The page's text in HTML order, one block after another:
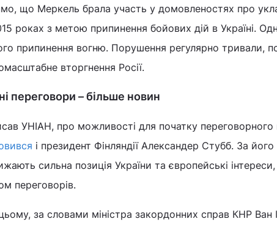
що Меркель брала участь у домовленостях про
роках з метою припинення бойових дій в Україні.
припинення вогню. Порушення регулярно тривали,
вторгнення Росії.
переговори – більше новин
УНІАН, про можливості для початку переговорного
і президент Фінляндії Александер Стубб. За
сильна позиція України та європейські
переговорів.
за словами міністра закордонних справ КНР Ван